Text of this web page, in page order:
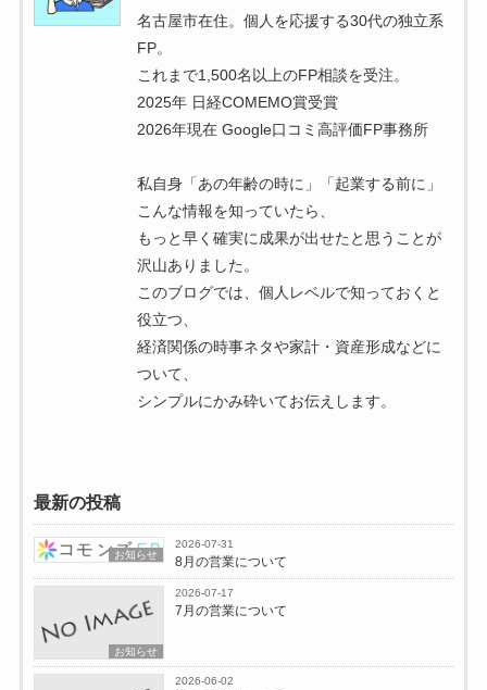
名古屋市在住。個人を応援する30代の独立系
FP。
これまで1,500名以上のFP相談を受注。
2025年 日経COMEMO賞受賞
2026年現在 Google口コミ高評価FP事務所
私自身「あの年齢の時に」「起業する前に」
こんな情報を知っていたら、
もっと早く確実に成果が出せたと思うことが
沢山ありました。
このブログでは、個人レベルで知っておくと
役立つ、
経済関係の時事ネタや家計・資産形成などに
ついて、
シンプルにかみ砕いてお伝えします。
最新の投稿
お知らせ
2026-07-31
8月の営業について
お知らせ
2026-07-17
7月の営業について
2026-06-02